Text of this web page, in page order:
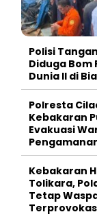
Polisi
Diduga Bom
Dunia II di
Polresta
Kebakaran
Evakuasi
Kebakaran
Tolikara,
Tetap